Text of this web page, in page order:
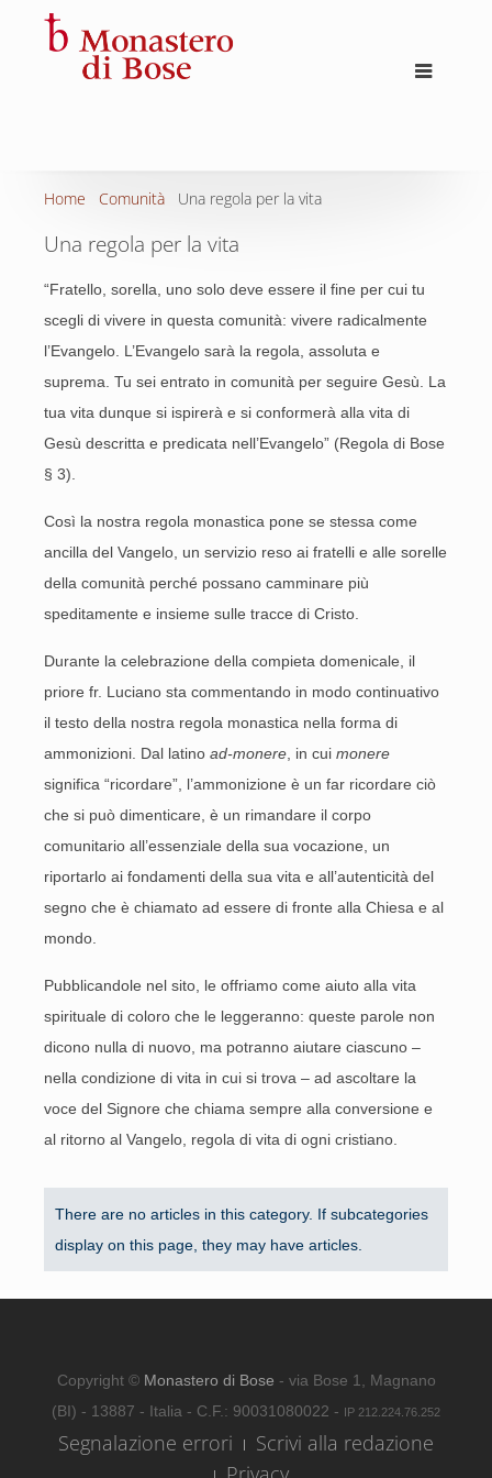
Home Comunità Una regola per la vita
Una regola per la vita
“Fratello, sorella, uno solo deve essere il fine per cui tu
scegli di vivere in questa comunità: vivere radicalmente
l’Evangelo. L’Evangelo sarà la regola, assoluta e
suprema. Tu sei entrato in comunità per seguire Gesù. La
tua vita dunque si ispirerà e si conformerà alla vita di
Gesù descritta e predicata nell’Evangelo” (Regola di Bose
§ 3).
Così la nostra regola monastica pone se stessa come
ancilla del Vangelo, un servizio reso ai fratelli e alle sorelle
della comunità perché possano camminare più
speditamente e insieme sulle tracce di Cristo.
Durante la celebrazione della compieta domenicale, il
priore fr. Luciano sta commentando in modo continuativo
il testo della nostra regola monastica nella forma di
ammonizioni. Dal latino ad-monere , in cui monere
significa “ricordare”, l’ammonizione è un far ricordare ciò
che si può dimenticare, è un rimandare il corpo
comunitario all’essenziale della sua vocazione, un
riportarlo ai fondamenti della sua vita e all’autenticità del
segno che è chiamato ad essere di fronte alla Chiesa e al
mondo.
Pubblicandole nel sito, le offriamo come aiuto alla vita
spirituale di coloro che le leggeranno: queste parole non
dicono nulla di nuovo, ma potranno aiutare ciascuno –
nella condizione di vita in cui si trova – ad ascoltare la
voce del Signore che chiama sempre alla conversione e
al ritorno al Vangelo, regola di vita di ogni cristiano.
There are no articles in this category. If subcategories
display on this page, they may have articles.
Copyright © Monastero di Bose - via Bose 1, Magnano
(BI) - 13887 - Italia - C.F.: 90031080022 - IP 212.224.76.252
Segnalazione errori
Scrivi alla redazione